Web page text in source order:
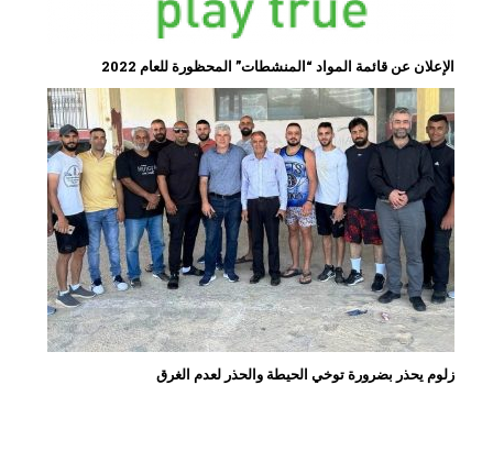
الإعلان عن قائمة المواد “المنشطات” المحظورة للعام 2022
زلوم يحذر بضرورة توخي الحيطة والحذر لعدم الغرق